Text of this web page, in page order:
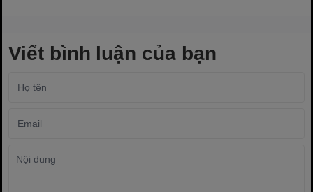
Viết bình luận của bạn